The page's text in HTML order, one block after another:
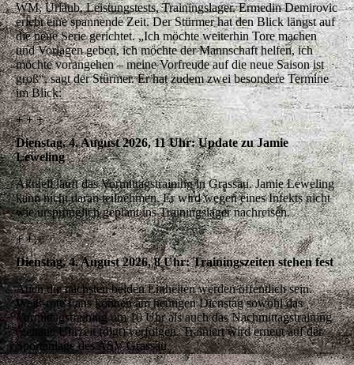
WM, Urlaub, Leistungstests, Trainingslager. Ermedin Demirovic
erlebt eine spannende Zeit. Der Stürmer hat den Blick längst auf
die neue Serie gerichtet. „Ich möchte weiterhin Tore machen
und Vorlagen geben, ich möchte der Mannschaft helfen, ich
möchte vorangehen – meine Vorfreude auf die neue Saison ist
groß“, sagt der Stürmer. Er hat zudem zwei besondere Termine
im Blick:
+ + +
Dienstag, 4. August 2026, 11 Uhr: Update zu Jamie
Leweling
Aktuell läuft das Vormittagstraining in Grassau. Jamie Leweling
kann nicht daran teilnehmen. Er wird wegen eines Infekts nicht
wie ursprünglich geplant ins Trainingslager nachreisen.
+ + +
Dienstag, 4. August 2026, 8 Uhr: Trainingszeiten stehen fest
Auch die nächsten beiden Einheiten werden öffentlich sein.
Weiß-rote Fans können am heutigen Dienstag sowohl das
Vormittagstraining um 10 Uhr als auch das Nachmittagstraining
(genaue Uhrzeit folgt) verfolgen. Trainiert wird erneut auf der
Sportanlage des ASV Grassau.